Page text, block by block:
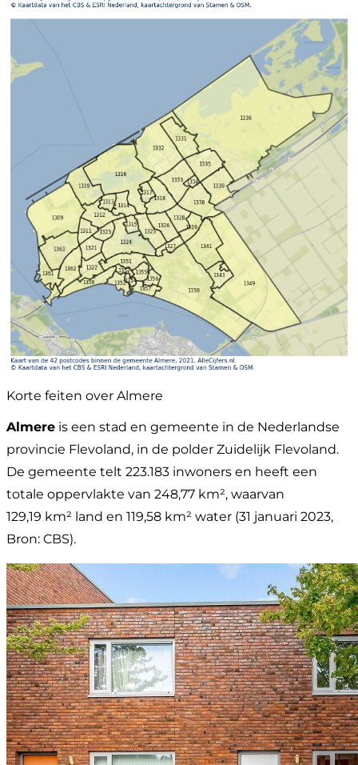
Korte feiten over Almere
Almere is een stad en gemeente in de Nederlandse
provincie Flevoland, in de polder Zuidelijk Flevoland.
De gemeente telt 223.183 inwoners en heeft een
totale oppervlakte van 248,77 km², waarvan
129,19 km² land en 119,58 km² water (31 januari 2023,
Bron: CBS).